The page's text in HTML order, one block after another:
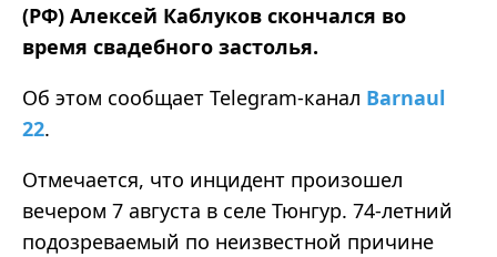
(РФ) Алексей Каблуков скончался во
время свадебного застолья.
Об этом сообщает Telegram-канал Barnaul
22.
Отмечается, что инцидент произошел
вечером 7 августа в селе Тюнгур. 74-летний
подозреваемый по неизвестной причине